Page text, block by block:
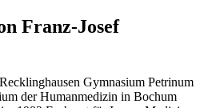
Franz-Josef
Gymnasium Petrinum
der Humanmedizin in Bochum